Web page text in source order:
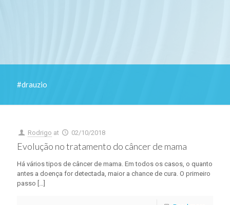
#drauzio
Rodrigo at 02/10/2018
Evolução no tratamento do câncer de mama
Há vários tipos de câncer de mama. Em todos os casos, o quanto
antes a doença for detectada, maior a chance de cura. O primeiro
passo […]